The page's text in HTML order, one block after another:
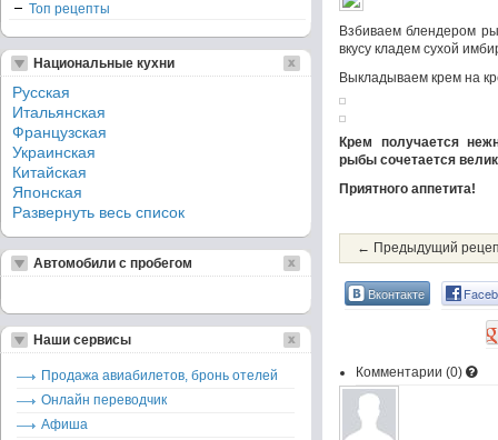
Взбиваем блендером
вкусу кладем сухой
Выкладываем крем на
Крем получается
рыбы сочетается
Приятного аппетита!
← Предыдущий
Вконтакте
Комментарии (0)
Топ рецепты
Национальные кухни
Русская
Итальянская
Французская
Украинская
Китайская
Японская
Развернуть весь список
Автомобили с пробегом
Наши сервисы
Продажа авиабилетов, бронь отелей
Онлайн переводчик
Афиша